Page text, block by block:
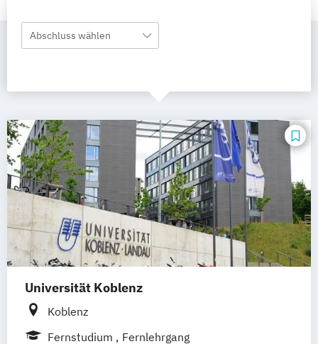
Abschluss wählen
Universität Koblenz
Koblenz
Fernstudium
Fernlehrgang